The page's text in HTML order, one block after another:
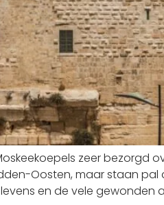
zeer bezorgd
Oosten, maar staan pal
en de vele gewonden